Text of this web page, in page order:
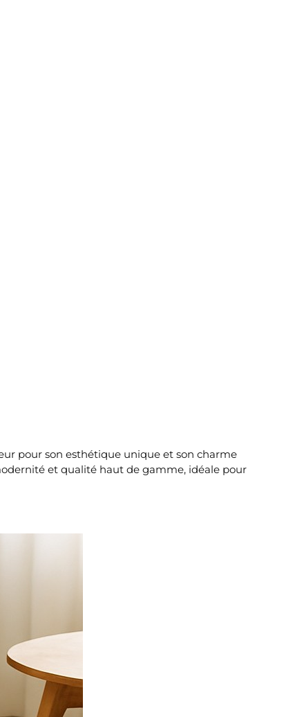
pour son esthétique unique et son charme
et qualité haut de gamme, idéale pour